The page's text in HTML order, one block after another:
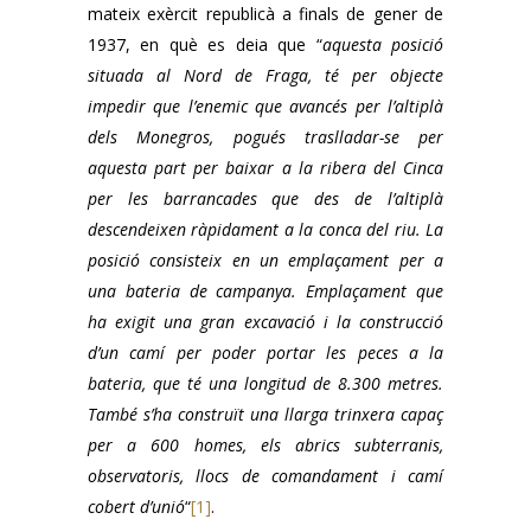
mateix exèrcit republicà a finals de gener de
1937, en què es deia que “aquesta posició
situada al Nord de Fraga, té per objecte
impedir que l’enemic que avancés per l’altiplà
dels Monegros, pogués traslladar-se per
aquesta part per baixar a la ribera del Cinca
per les barrancades que des de l’altiplà
descendeixen ràpidament a la conca del riu. La
posició consisteix en un emplaçament per a
una bateria de campanya. Emplaçament que
ha exigit una gran excavació i la construcció
d’un camí per poder portar les peces a la
bateria, que té una longitud de 8.300 metres.
També s’ha construït una llarga trinxera capaç
per a 600 homes, els abrics subterranis,
observatoris, llocs de comandament i camí
cobert d’unió“[1].